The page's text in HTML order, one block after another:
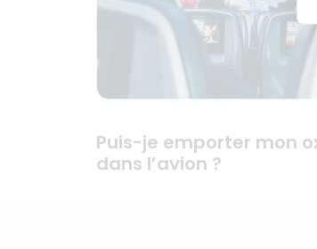
Puis-je emporter mon
dans l’avion ?